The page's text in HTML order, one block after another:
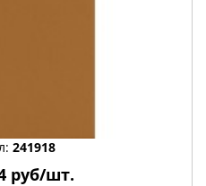
241918
руб/шт.